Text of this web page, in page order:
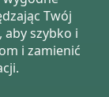
Twój
aby szybko i
i zamienić